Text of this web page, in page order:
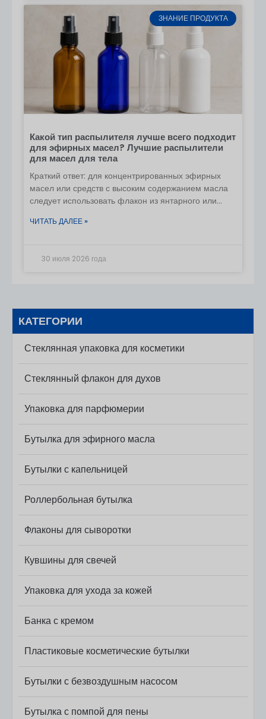
КАТЕГОРИИ
Стеклянная упаковка для косметики
Стеклянный флакон для духов
Упаковка для парфюмерии
Бутылка для эфирного масла
Бутылки с капельницей
Роллербольная бутылка
Флаконы для сыворотки
Кувшины для свечей
Упаковка для ухода за кожей
Банка с кремом
Пластиковые косметические бутылки
Бутылки с безвоздушным насосом
Бутылка с помпой для пены
ЗНАНИЕ ПРОДУКТА
Какой тип распылителя лучше всего подходит
для эфирных масел? Лучшие распылители
для масел для тела
Краткий ответ: для концентрированных эфирных
масел или средств с высоким содержанием масла
следует использовать флакон из янтарного или
распылением, подходящий для масел. Правильно
ЧИТАТЬ ДАЛЕЕ »
30 июля 2026 года